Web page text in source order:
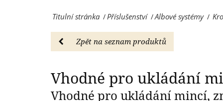
systémy
Národní
Pokladnice
Titulní stránka /Příslušenství /Albové systémy /
Zpět na seznam produktů
Vhodné pro ukládání
Vhodné pro ukládání mincí,
evropský
prodejce
mincí
medailí